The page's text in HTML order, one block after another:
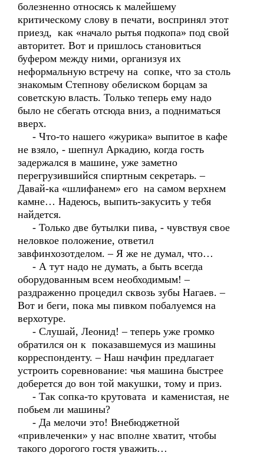
болезненно относясь к малейшему
критическому слову в печати, воспринял этот
приезд, как «начало рытья подкопа» под свой
авторитет. Вот и пришлось становиться
буфером между ними, организуя их
неформальную встречу на сопке, что за столь
знакомым Степнову обелиском борцам за
советскую власть. Только теперь ему надо
было не сбегать отсюда вниз, а подниматься
вверх.
- Что-то нашего «журика» выпитое в кафе
не взяло, - шепнул Аркадию, когда гость
задержался в машине, уже заметно
перегрузившийся спиртным секретарь. –
Давай-ка «шлифанем» его на самом верхнем
камне… Надеюсь, выпить-закусить у тебя
найдется.
- Только две бутылки пива, - чувствуя свое
неловкое положение, ответил
завфинхозотделом. – Я же не думал, что…
- А тут надо не думать, а быть всегда
оборудованным всем необходимым! –
раздраженно процедил сквозь зубы Нагаев. –
Вот и беги, пока мы пивком побалуемся на
верхотуре.
- Слушай, Леонид! – теперь уже громко
обратился он к показавшемуся из машины
корреспонденту. – Наш начфин предлагает
устроить соревнование: чья машина быстрее
доберется до вон той макушки, тому и приз.
- Так сопка-то крутовата и каменистая, не
побьем ли машины?
- Да мелочи это! Внебюджетной
«привлеченки» у нас вполне хватит, чтобы
такого дорогого гостя уважить…